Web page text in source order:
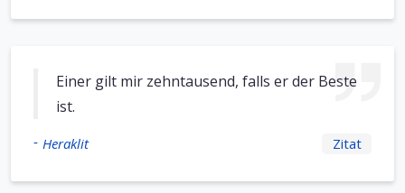
Einer gilt mir zehntausend, falls er der Beste
ist.
- Heraklit Zitat